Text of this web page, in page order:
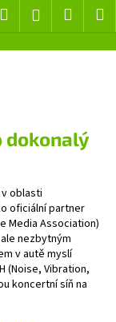
Hledat Přihlášení
košík
dokonalý
oblasti
oficiální partner
Media Association)
nezbytným
v autě myslí
(Noise, Vibration,
koncertní síň na